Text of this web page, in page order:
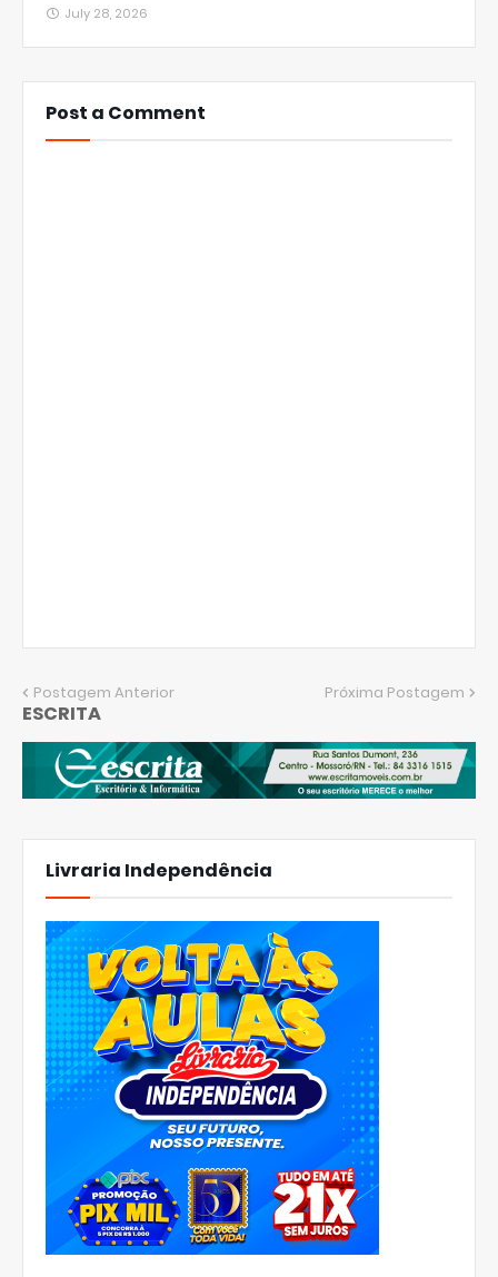
July 28, 2026
Post a Comment
Postagem Anterior Próxima Postagem
ESCRITA
Livraria Independência